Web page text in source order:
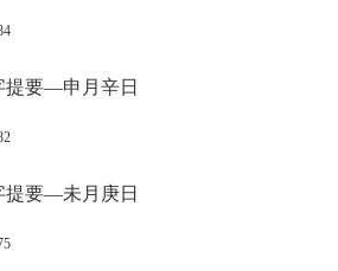
提要—申月辛日
提要—未月庚日